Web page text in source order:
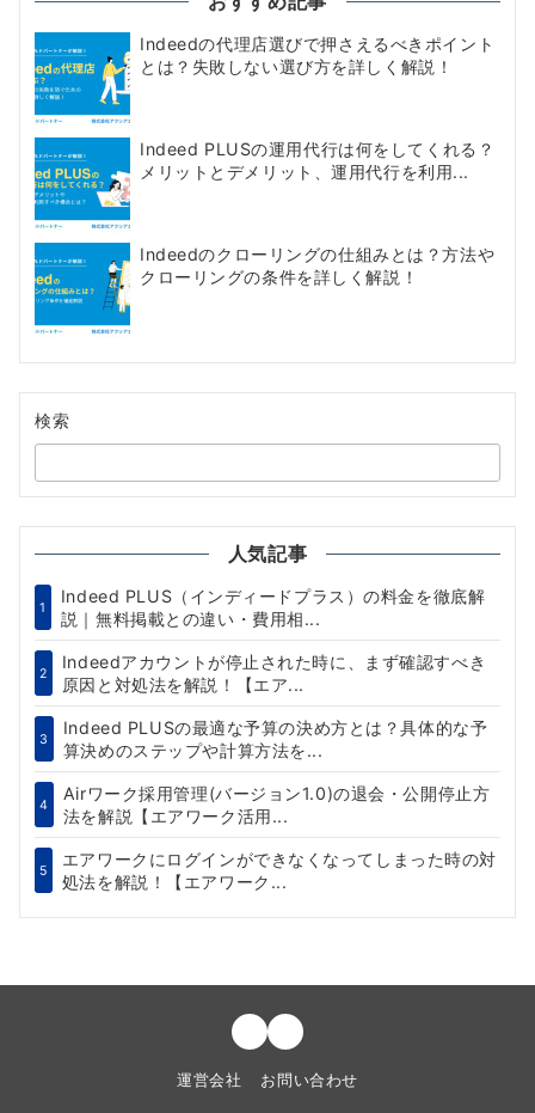
ー
ジ
送
り
Indeedの代理店選びで押さえるべきポイント
とは？失敗しない選び方を詳しく解説！
Indeed PLUSの運用代行は何をしてくれる？
メリットとデメリット、運用代行を利用...
Indeedのクローリングの仕組みとは？方法や
クローリングの条件を詳しく解説！
検索
人気記事
1
Indeed PLUS（インディードプラス）の料金を徹底解
説｜無料掲載との違い・費用相...
2
Indeedアカウントが停止された時に、まず確認すべき
原因と対処法を解説！【エア...
3
Indeed PLUSの最適な予算の決め方とは？具体的な予
算決めのステップや計算方法を...
4
Airワーク採用管理(バージョン1.0)の退会・公開停止方
法を解説【エアワーク活用...
5
エアワークにログインができなくなってしまった時の対
処法を解説！【エアワーク...
運営会社 お問い合わせ